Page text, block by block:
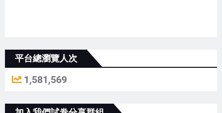
平台總瀏覽人次
1,581,569